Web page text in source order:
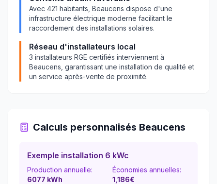
Avec 421 habitants, Beaucens dispose d'une
infrastructure électrique moderne facilitant le
raccordement des installations solaires.
Réseau d'installateurs local
3 installateurs RGE certifiés interviennent à
Beaucens , garantissant une installation de qualité et
un service après-vente de proximité.
Calculs personnalisés Beaucens
Exemple installation 6 kWc
Production annuelle:
6077 kWh
Économies annuelles:
1,186€